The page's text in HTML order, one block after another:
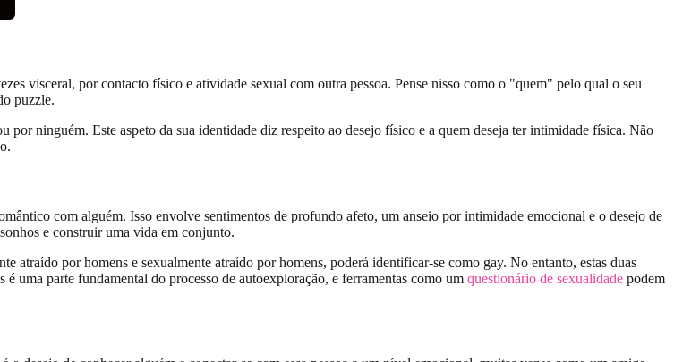
visceral, por contacto físico e atividade sexual com outra pessoa. Pense nisso como o "quem" pelo qual o seu
puzzle.
ninguém. Este aspeto da sua identidade diz respeito ao desejo físico e a quem deseja ter intimidade física. Não
com alguém. Isso envolve sentimentos de profundo afeto, um anseio por intimidade emocional e o desejo de
e construir uma vida em conjunto.
atraído por homens e sexualmente atraído por homens, poderá identificar-se como gay. No entanto, estas duas
uma parte fundamental do processo de autoexploração, e ferramentas como um questionário de sexualidade podem